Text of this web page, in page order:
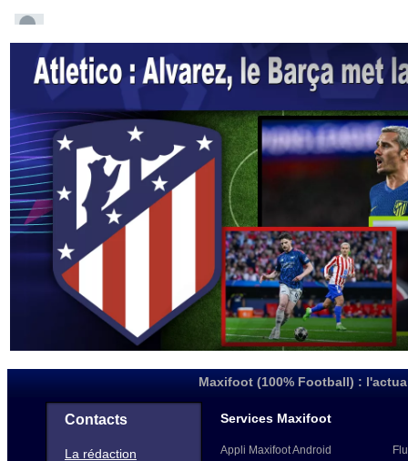
Maxifoot (100% Football) :
Contacts
La rédaction
Services Maxifoot
Appli Maxifoot Android